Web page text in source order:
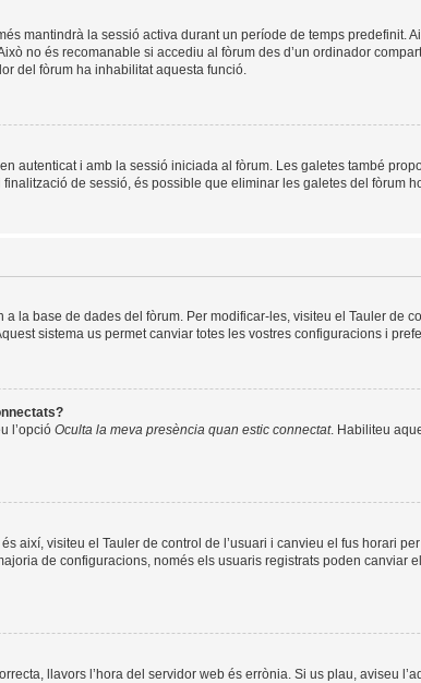
mantindrà la sessió activa durant un període de temps predefinit.
no és recomanable si accediu al fòrum des d’un ordinador
del fòrum ha inhabilitat aquesta funció.
autenticat i amb la sessió iniciada al fòrum. Les galetes també
de sessió, és possible que eliminar les galetes del fòrum
la base de dades del fòrum. Per modificar-les, visiteu el Tauler de
sistema us permet canviar totes les vostres configuracions i
l’opció Oculta la meva presència quan estic connectat. Habiliteu
així, visiteu el Tauler de control de l’usuari i canvieu el fus horari
de configuracions, només els usuaris registrats poden canviar
llavors l’hora del servidor web és errònia. Si us plau, aviseu